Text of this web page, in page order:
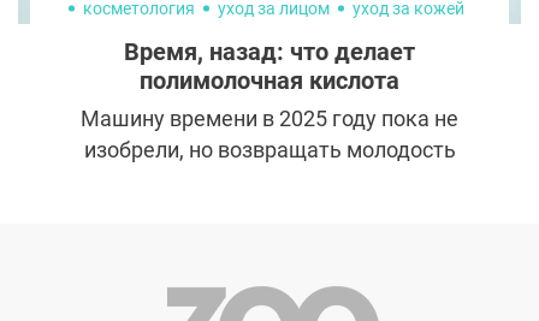
косметология уход за лицом уход за кожей
Время, назад: что делает
полимолочная кислота
Машину времени в 2025 году пока не
изобрели, но возвращать молодость
просто увлажняет кожу, но запускает